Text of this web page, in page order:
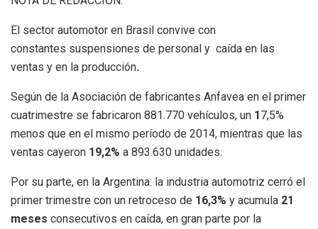
El sector automotor en Brasil convive con
constantes suspensiones de personal y caída en las
ventas y en la producción.
Según de la Asociación de fabricantes Anfavea en el primer
cuatrimestre se fabricaron 881.770 vehículos, un 17,5%
menos que en el mismo período de 2014, mientras que las
ventas cayeron 19,2% a 893.630 unidades.
Por su parte, en la Argentina: la industria automotriz cerró el
primer trimestre con un retroceso de 16,3% y acumula 21
meses consecutivos en caída, en gran parte por la